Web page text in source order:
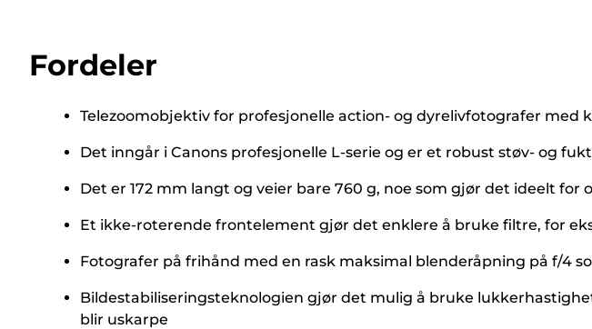
Fordeler
Telezoomobjektiv for profesjonelle action- og dyrelivfotografer med
Det inngår i Canons profesjonelle L-serie og er et robust støv- og
Det er 172 mm langt og veier bare 760 g, noe som gjør det ideelt
Et ikke-roterende frontelement gjør det enklere å bruke filtre, for
Fotografer på frihånd med en rask maksimal blenderåpning på f/4
Bildestabiliseringsteknologien gjør det mulig å bruke
blir uskarpe